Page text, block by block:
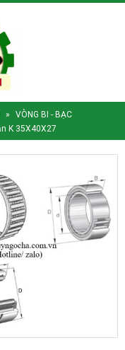
»
VÒNG BI - BẠC
K 35X40X27